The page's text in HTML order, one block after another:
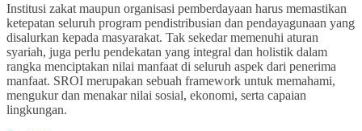
Institusi zakat maupun organisasi pemberdayaan harus memastikan
ketepatan seluruh program pendistribusian dan pendayagunaan yang
disalurkan kepada masyarakat. Tak sekedar memenuhi aturan
syariah, juga perlu pendekatan yang integral dan holistik dalam
rangka menciptakan nilai manfaat di seluruh aspek dari penerima
manfaat. SROI merupakan sebuah framework untuk memahami,
mengukur dan menakar nilai sosial, ekonomi, serta capaian
lingkungan.